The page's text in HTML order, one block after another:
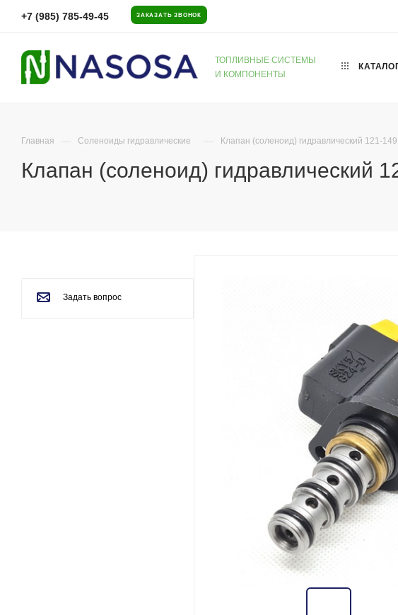
+7 (985) 785-49-45 ЗАКАЗАТЬ ЗВОНОК
ТОПЛИВНЫЕ СИСТЕМЫ
И КОМПОНЕНТЫ
Главная — Соленоиды гидравлические — Клапан (соленоид) гидравлический 121-
Клапан (соленоид) гидравлический
Задать вопрос